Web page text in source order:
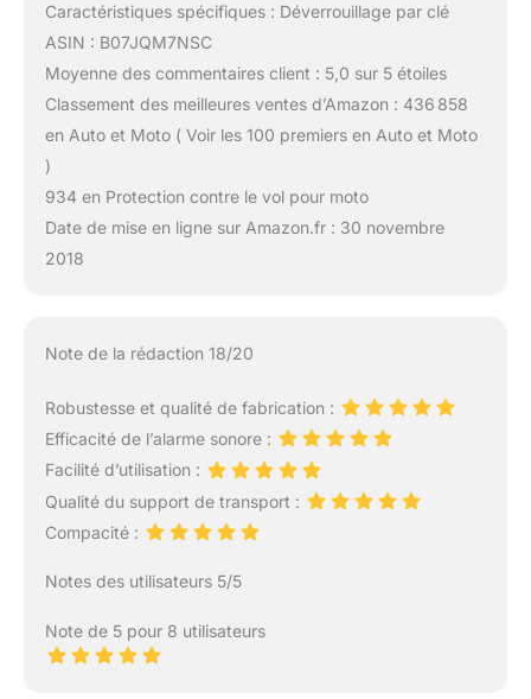
Caractéristiques spécifiques : Déverrouillage par clé
ASIN : B07JQM7NSC
Moyenne des commentaires client : 5,0 sur 5 étoiles
Classement des meilleures ventes d’Amazon : 436 858
en Auto et Moto ( Voir les 100 premiers en Auto et Moto
)
934 en Protection contre le vol pour moto
Date de mise en ligne sur Amazon.fr : 30 novembre
2018
Note de la rédaction 18/20
Robustesse et qualité de fabrication :
Efficacité de l’alarme sonore :
Facilité d’utilisation :
Qualité du support de transport :
Compacité :
Notes des utilisateurs 5/5
Note de 5 pour 8 utilisateurs